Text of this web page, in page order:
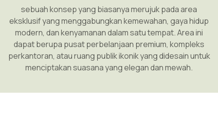
sebuah konsep yang biasanya merujuk pada area
eksklusif yang menggabungkan kemewahan, gaya hidup
modern, dan kenyamanan dalam satu tempat. Area ini
dapat berupa pusat perbelanjaan premium, kompleks
perkantoran, atau ruang publik ikonik yang didesain untuk
menciptakan suasana yang elegan dan mewah.